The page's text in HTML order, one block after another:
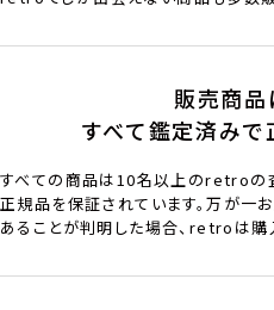
販売商品
すべて鑑定済み
すべての商品は10名以上のretroの
正規品を保証されています。万が一
あることが判明した場合、retroは購